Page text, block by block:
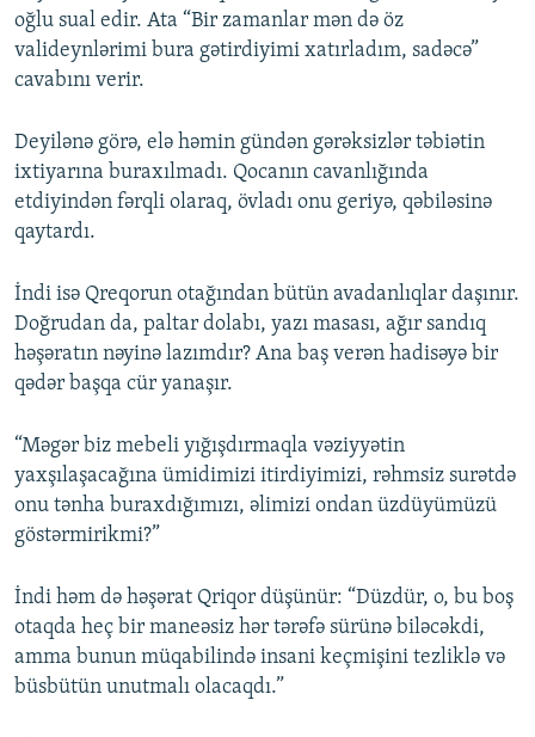
oğlu sual edir. Ata “Bir zamanlar mən də öz
valideynlərimi bura gətirdiyimi xatırladım, sadəcə”
cavabını verir.
Deyilənə görə, elə həmin gündən gərəksizlər təbiətin
ixtiyarına buraxılmadı. Qocanın cavanlığında
etdiyindən fərqli olaraq, övladı onu geriyə, qəbiləsinə
qaytardı.
İndi isə Qreqorun otağından bütün avadanlıqlar daşınır.
Doğrudan da, paltar dolabı, yazı masası, ağır sandıq
həşəratın nəyinə lazımdır? Ana baş verən hadisəyə bir
qədər başqa cür yanaşır.
“Məgər biz mebeli yığışdırmaqla vəziyyətin
yaxşılaşacağına ümidimizi itirdiyimizi, rəhmsiz surətdə
onu tənha buraxdığımızı, əlimizi ondan üzdüyümüzü
göstərmirikmi?”
İndi həm də həşərat Qriqor düşünür: “Düzdür, o, bu boş
otaqda heç bir maneəsiz hər tərəfə sürünə biləcəkdi,
amma bunun müqabilində insani keçmişini tezliklə və
büsbütün unutmalı olacaqdı.”